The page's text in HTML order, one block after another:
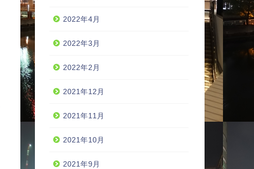
2022年4月
2022年3月
2022年2月
2021年12月
2021年11月
2021年10月
2021年9月